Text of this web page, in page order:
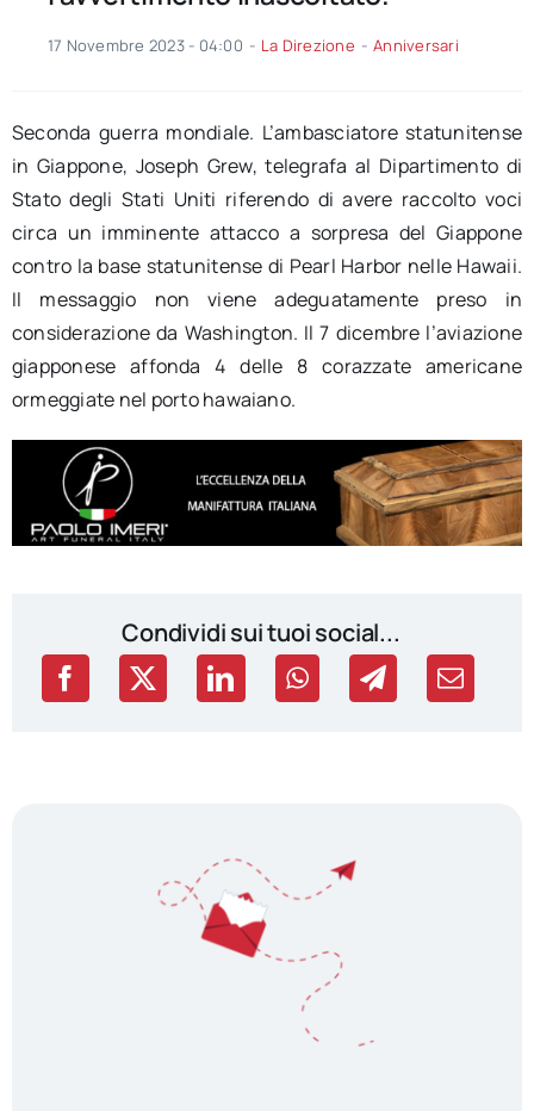
17 Novembre 2023 - 04:00 - La Direzione - Anniversari
Seconda guerra mondiale. L’ambasciatore statunitense
in Giappone, Joseph Grew, telegrafa al Dipartimento di
Stato degli Stati Uniti riferendo di avere raccolto voci
circa un imminente attacco a sorpresa del Giappone
contro la base statunitense di Pearl Harbor nelle Hawaii.
Il messaggio non viene adeguatamente preso in
considerazione da Washington. Il 7 dicembre l’aviazione
giapponese affonda 4 delle 8 corazzate americane
ormeggiate nel porto hawaiano.
Condividi sui tuoi social...